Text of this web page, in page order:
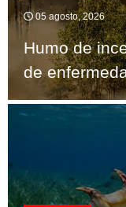
05 agosto, 2026
Humo de
de